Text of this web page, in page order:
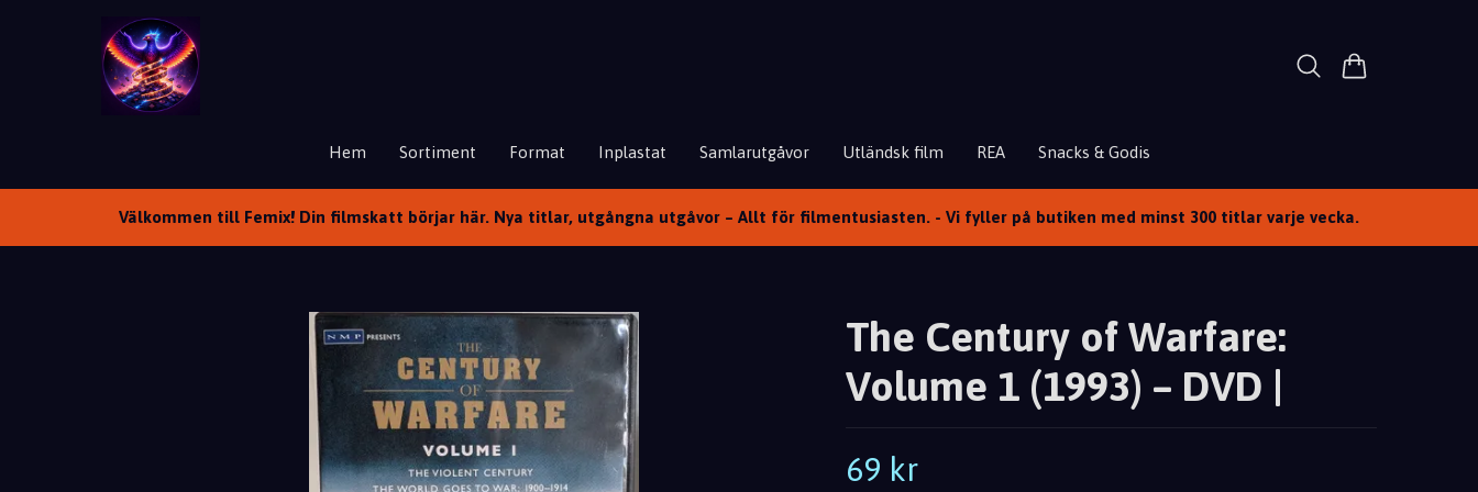
Hem Sortiment Format Inplastat Samlarutgåvor Utländsk film REA Snacks & Godis
Välkommen till Femix! Din filmskatt börjar här. Nya titlar, utgångna utgåvor – Allt för filmentusiasten. - Vi fyller på butiken med minst 300 titlar varje vecka.
The Century of Warfare:
Volume 1 (1993) – DVD |
69 kr